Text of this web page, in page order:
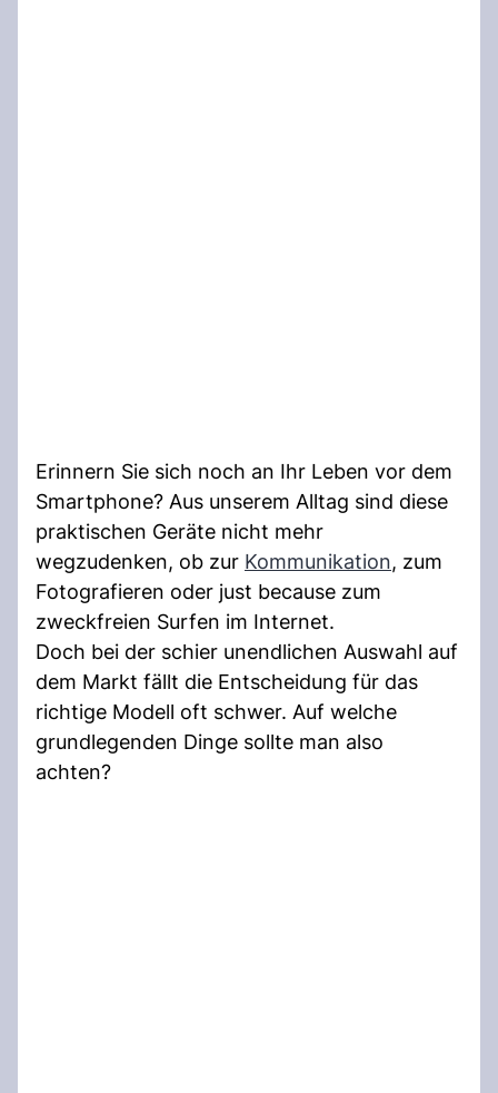
Erinnern Sie sich noch an Ihr Leben vor dem
Smartphone? Aus unserem Alltag sind diese
praktischen Geräte nicht mehr
wegzudenken, ob zur Kommunikation, zum
Fotografieren oder just because zum
zweckfreien Surfen im Internet.
Doch bei der schier unendlichen Auswahl auf
dem Markt fällt die Entscheidung für das
richtige Modell oft schwer. Auf welche
grundlegenden Dinge sollte man also
achten?